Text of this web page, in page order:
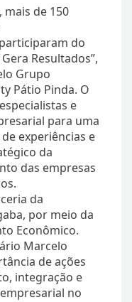
mais de 150
do
Resultados”,
Grupo
Pátio Pinda. O
e
para uma
experiências e
da
das empresas
da
por meio da
Econômico.
Marcelo
de ações
integração e
no